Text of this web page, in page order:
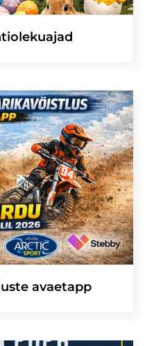
avaetapp